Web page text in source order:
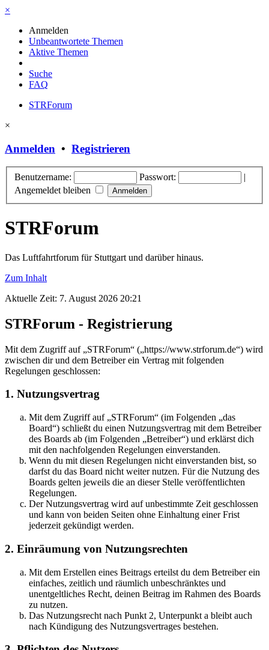
×
Anmelden
Unbeantwortete Themen
Aktive Themen
Suche
FAQ
STRForum
×
Anmelden • Registrieren
Benutzername: Passwort:
|
Angemeldet bleiben
STRForum
Das Luftfahrtforum für Stuttgart und darüber hinaus.
Zum Inhalt
Aktuelle Zeit: 7. August 2026 20:21
STRForum - Registrierung
Mit dem Zugriff auf „STRForum“ („https://www.strforum.de“) wird
zwischen dir und dem Betreiber ein Vertrag mit folgenden
Regelungen geschlossen:
1. Nutzungsvertrag
Mit dem Zugriff auf „STRForum“ (im Folgenden „das
Board“) schließt du einen Nutzungsvertrag mit dem Betreiber
des Boards ab (im Folgenden „Betreiber“) und erklärst dich
mit den nachfolgenden Regelungen einverstanden.
Wenn du mit diesen Regelungen nicht einverstanden bist, so
darfst du das Board nicht weiter nutzen. Für die Nutzung des
Boards gelten jeweils die an dieser Stelle veröffentlichten
Regelungen.
Der Nutzungsvertrag wird auf unbestimmte Zeit geschlossen
und kann von beiden Seiten ohne Einhaltung einer Frist
jederzeit gekündigt werden.
2. Einräumung von Nutzungsrechten
Mit dem Erstellen eines Beitrags erteilst du dem Betreiber ein
einfaches, zeitlich und räumlich unbeschränktes und
unentgeltliches Recht, deinen Beitrag im Rahmen des Boards
zu nutzen.
Das Nutzungsrecht nach Punkt 2, Unterpunkt a bleibt auch
nach Kündigung des Nutzungsvertrages bestehen.